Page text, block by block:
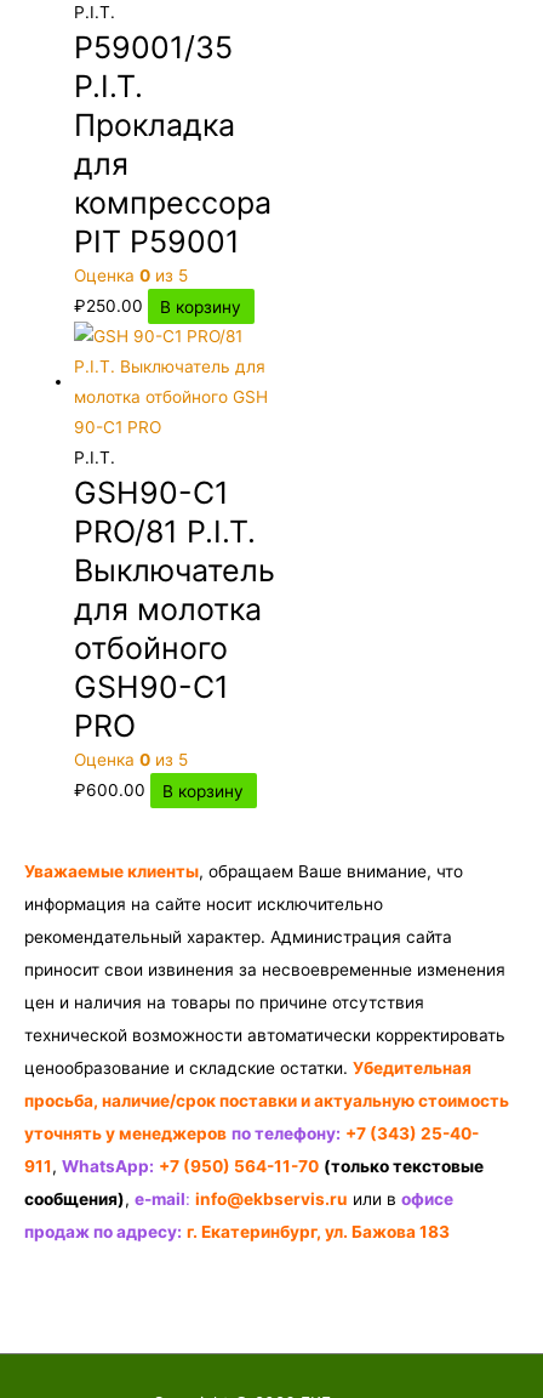
P.I.T.
P59001/35
P.I.T.
Прокладка
для
компрессора
PIT P59001
Оценка0 из 5
₽250.00 В корзину
P.I.T.
GSH90-C1
PRO/81 P.I.T.
Выключатель
для молотка
отбойного
GSH90-C1
PRO
Оценка0 из 5
₽600.00 В корзину
Уважаемые клиенты, обращаем Ваше внимание, что
информация на сайте носит исключительно
рекомендательный характер. Администрация сайта
приносит свои извинения за несвоевременные изменения
цен и наличия на товары по причине отсутствия
технической возможности автоматически корректировать
ценообразование и складские остатки. Убедительная
просьба, наличие/срок поставки и актуальную стоимость
уточнять у менеджеров по телефону: +7 (343) 25-40-
911, WhatsApp: +7 (950) 564-11-70 (только текстовые
сообщения), e-mail: info@ekbservis.ru или в офисе
продаж по адресу: г. Екатеринбург, ул. Бажова 183